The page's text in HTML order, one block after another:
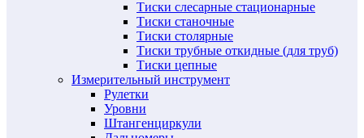
Тиски слесарные стационарные
Тиски станочные
Тиски столярные
Тиски трубные откидные (для труб)
Тиски цепные
Измерительный инструмент
Рулетки
Уровни
Штангенциркули